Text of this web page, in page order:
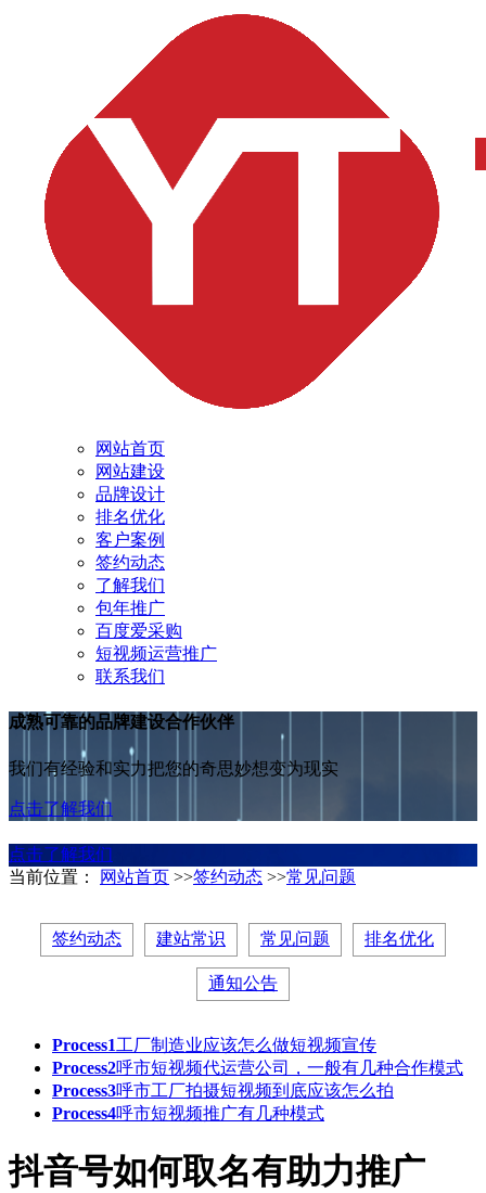
网站首页
网站建设
品牌设计
排名优化
客户案例
签约动态
了解我们
包年推广
百度爱采购
短视频运营推广
联系我们
成熟可靠的品牌建设合作伙伴
我们有经验和实力把您的奇思妙想变为现实
点击了解我们
点击了解我们
当前位置：
网站首页 >>签约动态 >>常见问题
签约动态 建站常识 常见问题 排名优化
通知公告
Process1工厂制造业应该怎么做短视频宣传
Process2呼市短视频代运营公司，一般有几种合作模式
Process3呼市工厂拍摄短视频到底应该怎么拍
Process4呼市短视频推广有几种模式
抖音号如何取名有助力推广